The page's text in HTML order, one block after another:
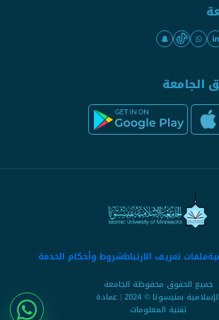
الجامعة
ملفات تعريف الارتباطشروط وأحكام الخدمة
جميع الحقوق محفوظة الجامعة
الإسلامية بمنيسوتا © 2024 | عمادة
تقنية المعلومات